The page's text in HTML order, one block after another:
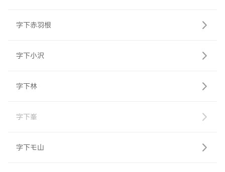
字下赤羽根
字下小沢
字下林
字下峯
字下モ山